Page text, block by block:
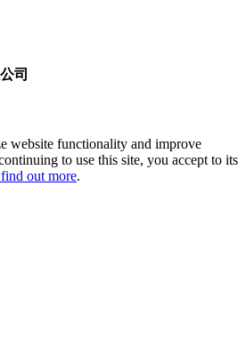
司
website functionality and improve
to use this site, you accept to its
out more.